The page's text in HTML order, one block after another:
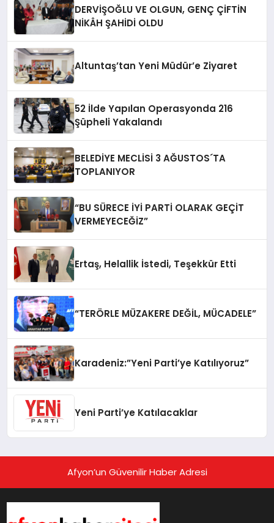
DERVİŞOĞLU VE OLGUN, GENÇ ÇİFTİN
NİKÂH ŞAHİDİ OLDU
Altuntaş’tan Yeni Müdür’e Ziyaret
52 İlde Yapılan Operasyonda 216
Şüpheli Yakalandı
BELEDİYE MECLİSİ 3 AĞUSTOS´TA
TOPLANIYOR
“BU SÜRECE İYİ PARTİ OLARAK GEÇİT
VERMEYECEĞİZ”
Ertaş, Helallik İstedi, Teşekkür Etti
“TERÖRLE MÜZAKERE DEĞİL, MÜCADELE”
Karadeniz:”Yeni Parti’ye Katılıyoruz”
Yeni Parti’ye Katılacaklar
Afyon’un Güvenilir Haber Adresi